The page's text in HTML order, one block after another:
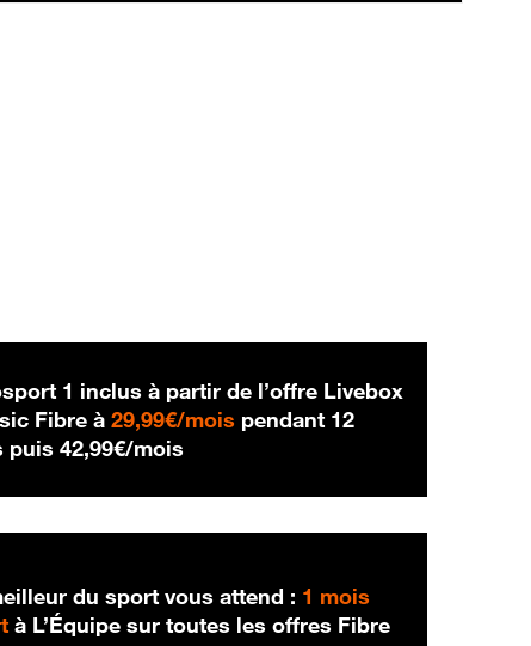
1 inclus à partir de l’offre Livebox
Fibre à29,99€/mois 29,99 € par mois
pendant 12
puis42,99€/mois
du sport vous attend : 1 mois
à L’Équipe sur toutes les offres Fibre